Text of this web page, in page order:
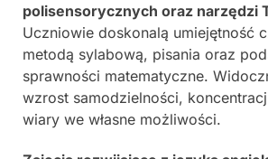
polisensorycznych oraz narzędzi
Uczniowie doskonalą umiejętność
metodą sylabową, pisania oraz
sprawności matematyczne.
wzrost samodzielności,
wiary we własne możliwości.